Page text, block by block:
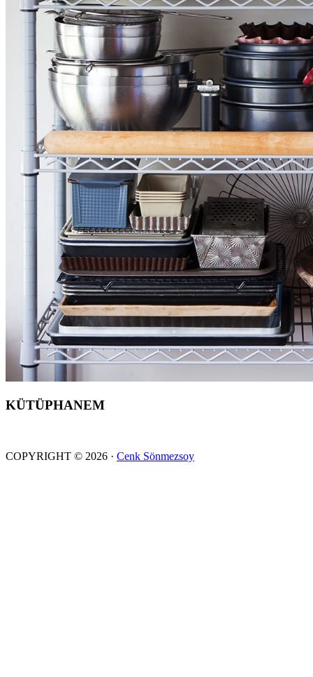
KÜTÜPHANEM
COPYRIGHT © 2026 · Cenk Sönmezsoy